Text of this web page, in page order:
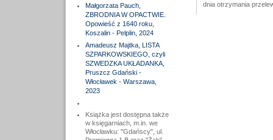
Małgorzata Pauch,
ZBRODNIA W OPACTWIE.
Opowieść z 1640 roku,
Koszalin - Pelplin, 2024
Amadeusz Majtka, LISTA
SZPARKOWSKIEGO, czyli
SZWEDZKA UKŁADANKA,
Pruszcz Gdański -
Włocławek - Warszawa,
2023
Książka jest dostępna także
w księgarniach, m.in. we
Włocławku: "Gdańscy", ul.
dnia otrzymania